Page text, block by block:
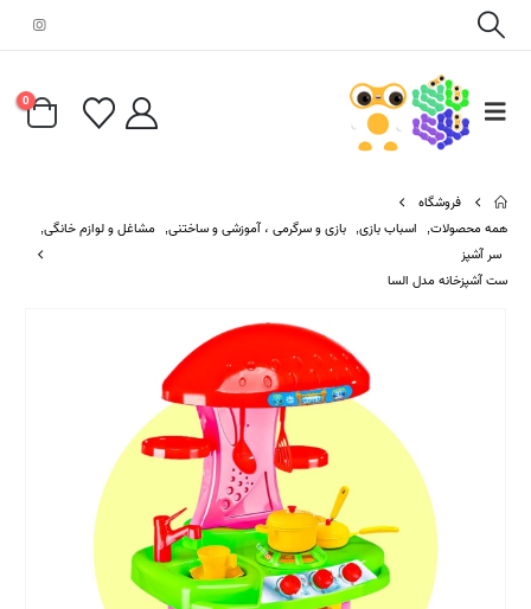
0
فروشگاه
همه محصولات, اسباب بازی, بازی و سرگرمی ، آموزشی و ساختنی, مشاغل و لوازم خانگی,
سر آشپز
ست آشپزخانه مدل السا